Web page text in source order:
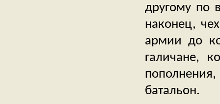
другому по
наконец,
армии до
галичане,
батальон.